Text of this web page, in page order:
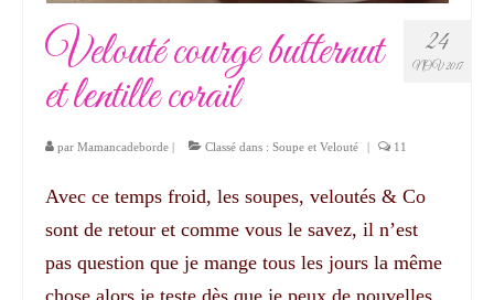
24
NOV 2017
Velouté courge butternut
et lentille corail
par Mamancadeborde | Classé dans : Soupe et Velouté | 11
Avec ce temps froid, les soupes, veloutés & Co
sont de retour et comme vous le savez, il n’est
pas question que je mange tous les jours la même
chose alors je teste dès que je peux de nouvelles